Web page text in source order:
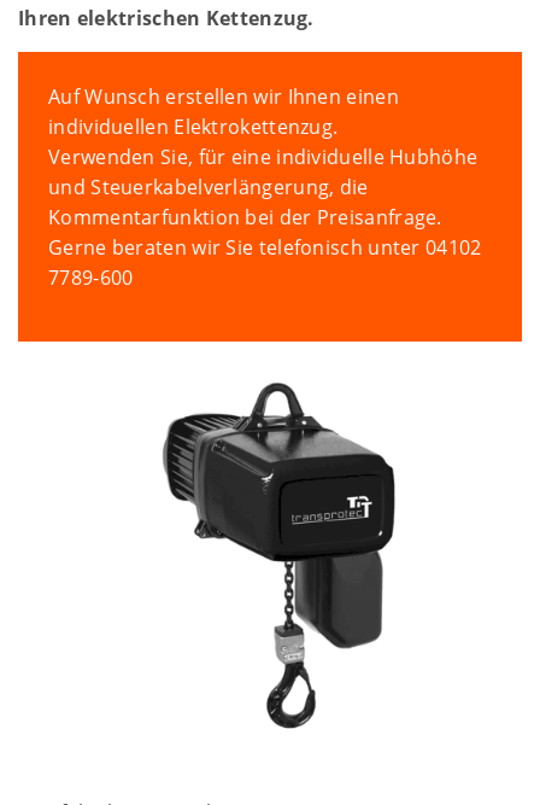
Ihren elektrischen Kettenzug.
Auf Wunsch erstellen wir Ihnen einen
individuellen Elektrokettenzug.
Verwenden Sie, für eine individuelle Hubhöhe
und Steuerkabelverlängerung, die
Kommentarfunktion bei der Preisanfrage.
Gerne beraten wir Sie telefonisch unter 04102
7789-600